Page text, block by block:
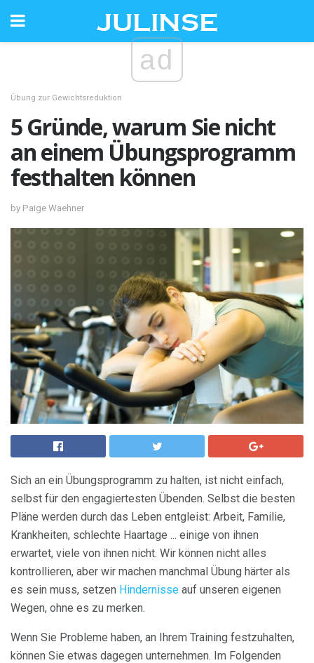
ad
Übung zur Gewichtsreduktion
5 Gründe, warum Sie nicht
an einem Übungsprogramm
festhalten können
by Paige Waehner
Sich an ein Übungsprogramm zu halten, ist nicht einfach,
selbst für den engagiertesten Übenden. Selbst die besten
Pläne werden durch das Leben entgleist: Arbeit, Familie,
Krankheiten, schlechte Haartage ... einige von ihnen
erwartet, viele von ihnen nicht. Wir können nicht alles
kontrollieren, aber wir machen manchmal Übung härter als
es sein muss, setzen Hindernisse auf unseren eigenen
Wegen, ohne es zu merken.
Wenn Sie Probleme haben, an Ihrem Training festzuhalten,
können Sie etwas dagegen unternehmen. Im Folgenden